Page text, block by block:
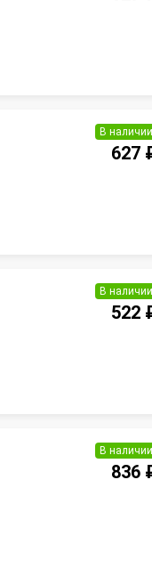
В наличии
627
В наличии
522
В наличии
836